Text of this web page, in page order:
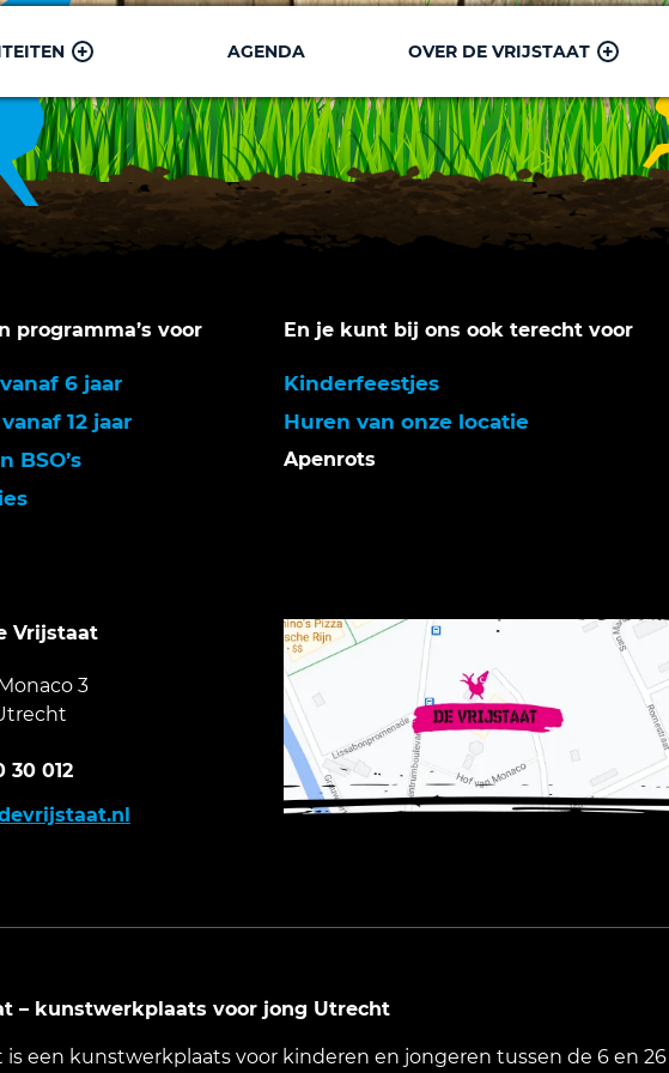
AGENDA OVER DE VRIJSTAAT
programma’s voor
6 jaar
12 jaar
BSO’s
En je kunt bij ons ook terecht voor
Kinderfeestjes
Huren van onze locatie
Apenrots
Vrijstaat
3
30 012
– kunstwerkplaats voor jong Utrecht
is een kunstwerkplaats voor kinderen en jongeren tussen de 6 en